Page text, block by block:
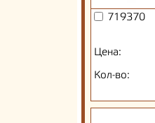
719370
Цена:
Кол-во: